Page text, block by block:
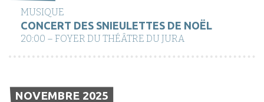
MUSIQUE
CONCERT DES SNIEULETTES DE NOËL
20:00 – FOYER DU THÉÂTRE DU JURA
NOVEMBRE 2025